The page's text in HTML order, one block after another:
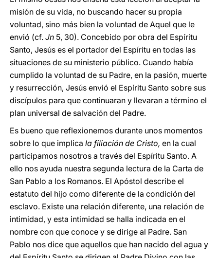
misión de su vida, no buscando hacer su propia
voluntad, sino más bien la voluntad de Aquel que le
envió (cf. Jn 5, 30). Concebido por obra del Espíritu
Santo, Jesús es el portador del Espíritu en todas las
situaciones de su ministerio público. Cuando había
cumplido la voluntad de su Padre, en la pasión, muerte
y resurrección, Jesús envió el Espíritu Santo sobre sus
discípulos para que continuaran y llevaran a término el
plan universal de salvación del Padre.
Es bueno que reflexionemos durante unos momentos
sobre lo que implica la filiación de Cristo, en la cual
participamos nosotros a través del Espíritu Santo. A
ello nos ayuda nuestra segunda lectura de la Carta de
San Pablo a los Romanos. El Apóstol describe el
estatuto del hijo como diferente de la condición del
esclavo. Existe una relación diferente, una relación de
intimidad, y esta intimidad se halla indicada en el
nombre con que conoce y se dirige al Padre. San
Pablo nos dice que aquellos que han nacido del agua y